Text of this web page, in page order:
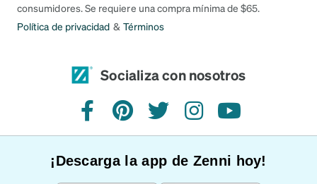
consumidores. Se requiere una compra mínima de $65.
Política de privacidad & Términos
Socializa con nosotros
FacebookPinterestTwitterInstagramYouTube
¡Descarga la app de Zenni hoy!